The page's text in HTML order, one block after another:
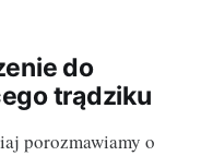
do
trądziku
porozmawiamy o